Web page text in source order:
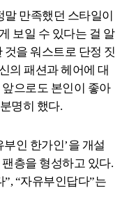
말 만족했던 스타일이
보일 수 있다는 걸 알
을 워스트로 단정 짓
의 패션과 헤어에 대
으로도 본인이 좋아
명히 했다.
인 한가인’을 개설
층을 형성하고 있다.
“자유부인답다”는